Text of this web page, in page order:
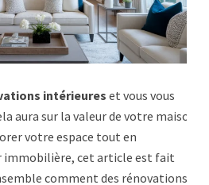
intérieures et vous vous
aura sur la valeur de votre maison
votre espace tout en
immobilière, cet article est fait
comment des rénovations